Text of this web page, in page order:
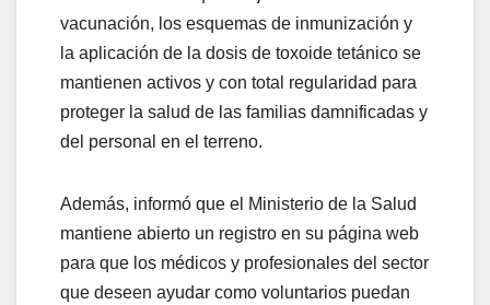
vacunación, los esquemas de inmunización y
la aplicación de la dosis de toxoide tetánico se
mantienen activos y con total regularidad para
proteger la salud de las familias damnificadas y
del personal en el terreno.
​Además, informó que el Ministerio de la Salud
mantiene abierto un registro en su página web
para que los médicos y profesionales del sector
que deseen ayudar como voluntarios puedan